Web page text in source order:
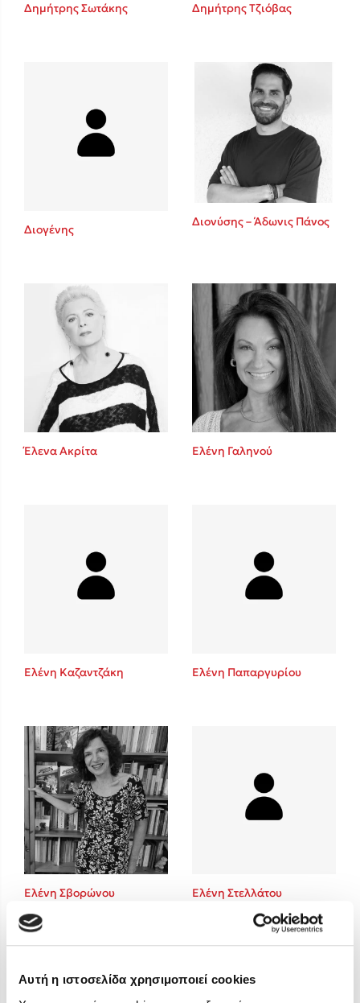
Αυτή η ιστοσελίδα χρησιμοποιεί cookies
Ιωάννης Γλωσσόπουλος
Ένας γίγαντας στο σχολείο
Mel Robbins
Η μέθοδος Αφήστε τους
Δημοφιλείς Συγγραφείς
Φυστίκι ΠουΚυλάει
Sebastian Fitzek
Κατρίνα Τσάνταλη
Lucinda Riley
Mimi Matthews
Benzamin Bécue
Rebecca Yarros
Teo Benedetti
Τζένη Κουτσοδημητροπούλου
Ali Hazelwood
Cori Doerrfeld
Pierdomenico Baccalario
Δανάη Ιμπραχήμ
Δημήτρης Σωτάκης Δημήτρης Τζιόβας
Διογένης
Διονύσης – Άδωνις Πάνος
Έλενα Ακρίτα Ελένη Γαληνού
Ελένη Καζαντζάκη Ελένη Παπαργυρίου
Ελένη Σβορώνου Ελένη Στελλάτου